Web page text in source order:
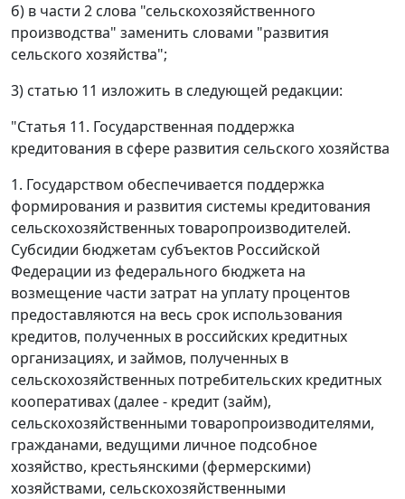
б) в части 2 слова "сельскохозяйственного
производства" заменить словами "развития
сельского хозяйства";
3) статью 11 изложить в следующей редакции:
"Статья 11. Государственная поддержка
кредитования в сфере развития сельского хозяйства
1. Государством обеспечивается поддержка
формирования и развития системы кредитования
сельскохозяйственных товаропроизводителей.
Субсидии бюджетам субъектов Российской
Федерации из федерального бюджета на
возмещение части затрат на уплату процентов
предоставляются на весь срок использования
кредитов, полученных в российских кредитных
организациях, и займов, полученных в
сельскохозяйственных потребительских кредитных
кооперативах (далее - кредит (займ),
сельскохозяйственными товаропроизводителями,
гражданами, ведущими личное подсобное
хозяйство, крестьянскими (фермерскими)
хозяйствами, сельскохозяйственными